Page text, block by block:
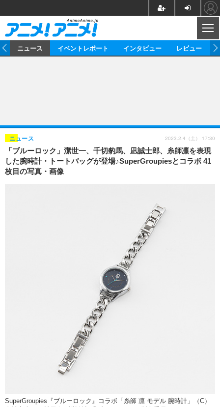
ゲーム グッズ
イベント
海外イベント ビジネス
俳優・タレント アーティスト
ビジネス
アニメ 実写
書評
動画
アニメ
連載・コラム
ニュース イベントレポート インタビュー レビュー
「ブルーロック」潔世一、千切豹馬、凪誠士郎、糸師凛を表現
した腕時計・トートバッグが登場♪SuperGroupiesとコラボ 41
枚目の写真・画像
ニュース 2023.2.4（土） 17:30
SuperGroupies『ブルーロック』コラボ「⽷師 凛 モデル 腕時計」（C）